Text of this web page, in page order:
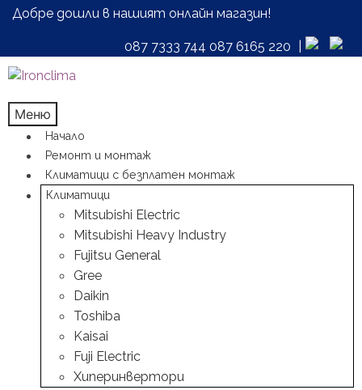
Добре дошли в нашият онлайн магазин!
087 7333 744 087 6165 220
Skip
navigation
Skip
content
Меню
Начало
Ремонт и монтаж
Климатици с безплатен монтаж
Климатици
Mitsubishi Electric
Mitsubishi Heavy Industry
Fujitsu General
Gree
Daikin
Toshiba
Kaisai
Fuji Electric
Хиперинвертори